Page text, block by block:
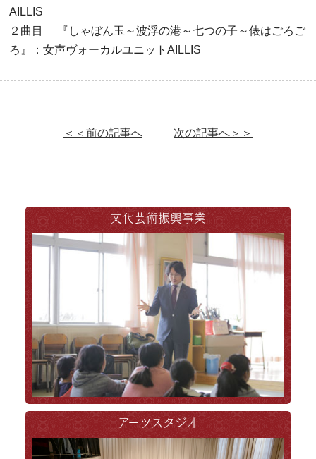
AILLIS
２曲目
『しゃぼん玉～波浮の港～七つの子～俵はごろご
ろ』：女声ヴォーカルユニットAILLIS
＜＜前の記事へ 次の記事へ＞＞
文化芸術振興事業
アーツスタジオ